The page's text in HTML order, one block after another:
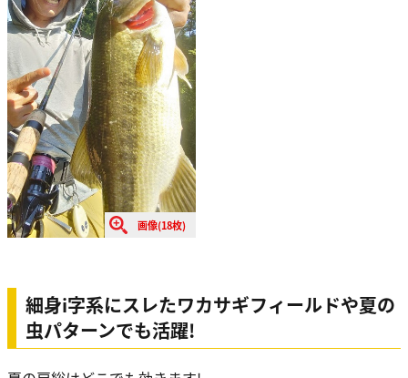
画像(18枚)
細身i字系にスレたワカサギフィールドや夏の
虫パターンでも活躍!